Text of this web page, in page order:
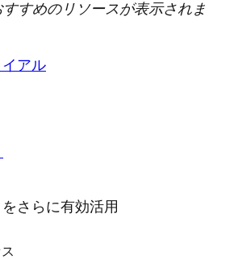
すめのリソースが表示されま
アル
さらに有効活用